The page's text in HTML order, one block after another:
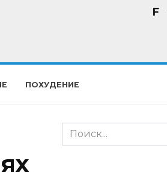
F
ПОХУДЕНИЕ
Search
for: